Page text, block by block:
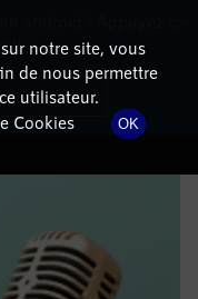
notre site, vous
de nous permettre
utilisateur.
Cookies
OK
l'application